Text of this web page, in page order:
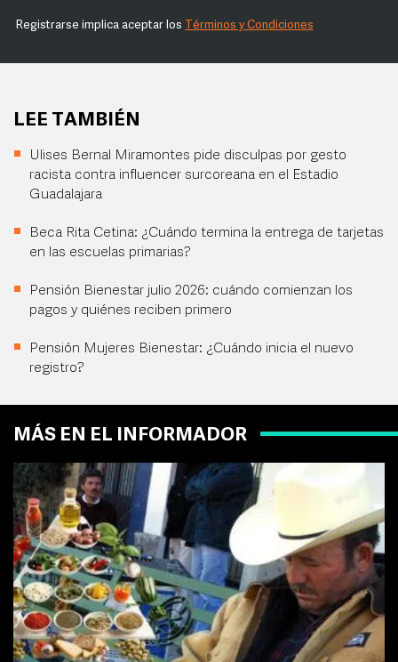
Registrarse implica aceptar los Términos y Condiciones
LEE TAMBIÉN
Ulises Bernal Miramontes pide disculpas por gesto
racista contra influencer surcoreana en el Estadio
Guadalajara
Beca Rita Cetina: ¿Cuándo termina la entrega de tarjetas
en las escuelas primarias?
Pensión Bienestar julio 2026: cuándo comienzan los
pagos y quiénes reciben primero
Pensión Mujeres Bienestar: ¿Cuándo inicia el nuevo
registro?
MÁS EN EL INFORMADOR